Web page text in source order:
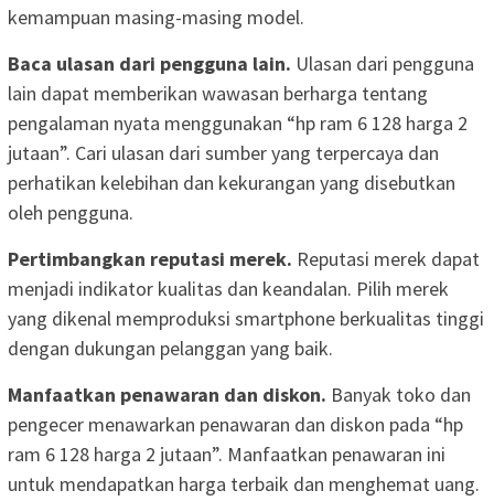
kemampuan masing-masing model.
Baca ulasan dari pengguna lain. Ulasan dari pengguna
lain dapat memberikan wawasan berharga tentang
pengalaman nyata menggunakan “hp ram 6 128 harga 2
jutaan”. Cari ulasan dari sumber yang terpercaya dan
perhatikan kelebihan dan kekurangan yang disebutkan
oleh pengguna.
Pertimbangkan reputasi merek. Reputasi merek dapat
menjadi indikator kualitas dan keandalan. Pilih merek
yang dikenal memproduksi smartphone berkualitas tinggi
dengan dukungan pelanggan yang baik.
Manfaatkan penawaran dan diskon. Banyak toko dan
pengecer menawarkan penawaran dan diskon pada “hp
ram 6 128 harga 2 jutaan”. Manfaatkan penawaran ini
untuk mendapatkan harga terbaik dan menghemat uang.